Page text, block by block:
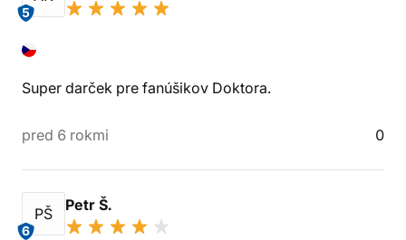
5
Super darček pre fanúšikov Doktora.
pred 6 rokmi 0
PŠ
6
Petr Š.